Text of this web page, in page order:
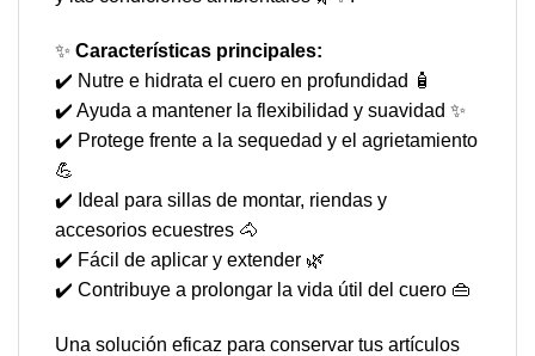
✨ Características principales:
✔️ Nutre e hidrata el cuero en profundidad 🧴
✔️ Ayuda a mantener la flexibilidad y suavidad ✨
✔️ Protege frente a la sequedad y el agrietamiento
💪
✔️ Ideal para sillas de montar, riendas y
accesorios ecuestres 🐴
✔️ Fácil de aplicar y extender 🌿
✔️ Contribuye a prolongar la vida útil del cuero 👜
Una solución eficaz para conservar tus artículos